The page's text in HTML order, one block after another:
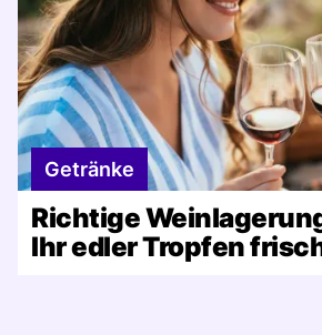
Getränke
Richtige
Ihr edler Tropfen